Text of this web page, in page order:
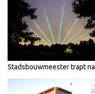
Stadsbouwmeester trapt na